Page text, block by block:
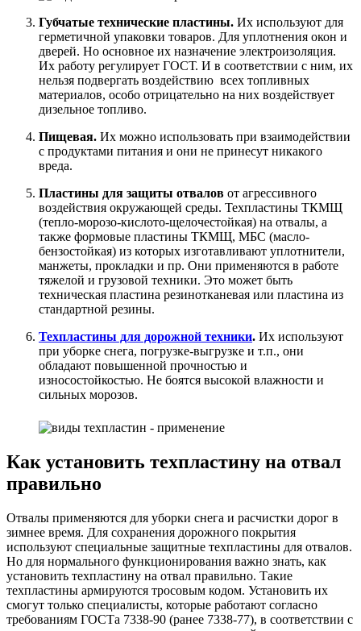
Губчатые технические пластины. Их используют для
герметичной упаковки товаров. Для уплотнения окон и
дверей. Но основное их назначение электроизоляция.
Их работу регулирует ГОСТ. И в соответствии с ним, их
нельзя подвергать воздействию всех топливных
материалов, особо отрицательно на них воздействует
дизельное топливо.
Пищевая. Их можно использовать при взаимодействии
с продуктами питания и они не принесут никакого
вреда.
Пластины для защиты отвалов от агрессивного
воздействия окружающей среды. Техпластины ТКМЩ
(тепло-морозо-кислото-щелочестойкая) на отвалы, а
также формовые пластины ТКМЩ, МБС (масло-
бензостойкая) из которых изготавливают уплотнители,
манжеты, прокладки и пр. Они применяются в работе
тяжелой и грузовой техники. Это может быть
техническая пластина резинотканевая или пластина из
стандартной резины.
Техпластины для дорожной техники. Их используют
при уборке снега, погрузке-выгрузке и т.п., они
обладают повышенной прочностью и
износостойкостью. Не боятся высокой влажности и
сильных морозов.
Как установить техпластину на отвал
правильно
Отвалы применяются для уборки снега и расчистки дорог в
зимнее время. Для сохранения дорожного покрытия
используют специальные защитные техпластины для отвалов.
Но для нормального функционирования важно знать, как
установить техпластину на отвал правильно. Такие
техпластины армируются тросовым кодом. Установить их
смогут только специалисты, которые работают согласно
требованиям ГОСТа 7338-90 (ранее 7338-77), в соответствии с